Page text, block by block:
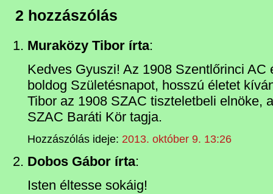
2 hozzászólás
Muraközy Tibor írta:
Kedves Gyuszi! Az 1908 Szentlőrinci AC
boldog Születésnapot, hosszú életet
Tibor az 1908 SZAC tiszteletbeli elnöke,
SZAC Baráti Kör tagja.
Hozzászólás ideje: 2013. október 9. 13:26
Dobos Gábor írta:
Isten éltesse sokáig!